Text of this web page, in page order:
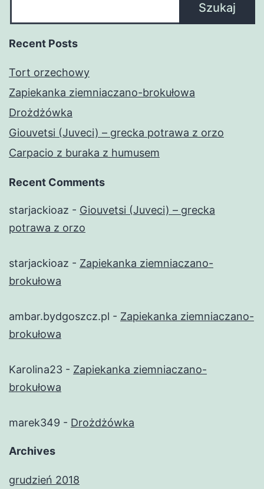
Szukaj
Recent Posts
Tort orzechowy
Zapiekanka ziemniaczano-brokułowa
Drożdżówka
Giouvetsi (Juveci) – grecka potrawa z orzo
Carpacio z buraka z humusem
Recent Comments
starjackioaz - Giouvetsi (Juveci) – grecka
potrawa z orzo
starjackioaz - Zapiekanka ziemniaczano-
brokułowa
ambar.bydgoszcz.pl - Zapiekanka ziemniaczano-
brokułowa
Karolina23 - Zapiekanka ziemniaczano-
brokułowa
marek349 - Drożdżówka
Archives
grudzień 2018